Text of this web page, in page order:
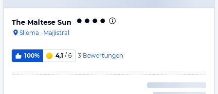
The Maltese Sun
Sliema · Majjistral
100% 4,1 / 6 3 Bewertungen